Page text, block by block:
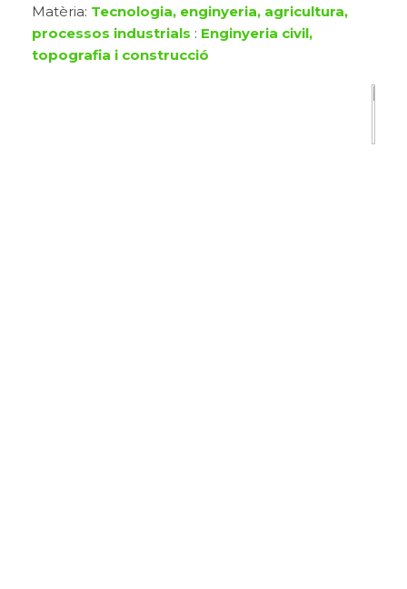
Matèria: Tecnologia, enginyeria, agricultura,
processos industrials : Enginyeria civil,
topografia i construcció